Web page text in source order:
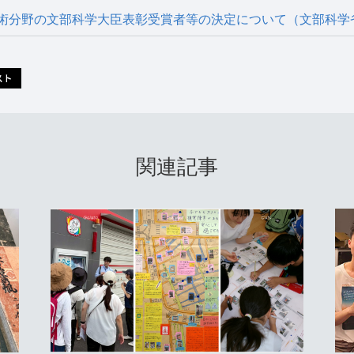
分野の文部科学大臣表彰受賞者等の決定について（文部科
関連記事